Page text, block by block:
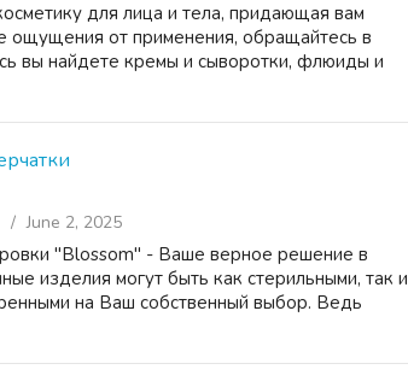
для лица и тела, придающая вам
ощущения от применения, обращайтесь в
вы найдете кремы и сыворотки, флюиды и
June 2, 2025
"Blossom" - Ваше верное решение в
изделия могут быть как стерильными, так и
на Ваш собственный выбор. Ведь